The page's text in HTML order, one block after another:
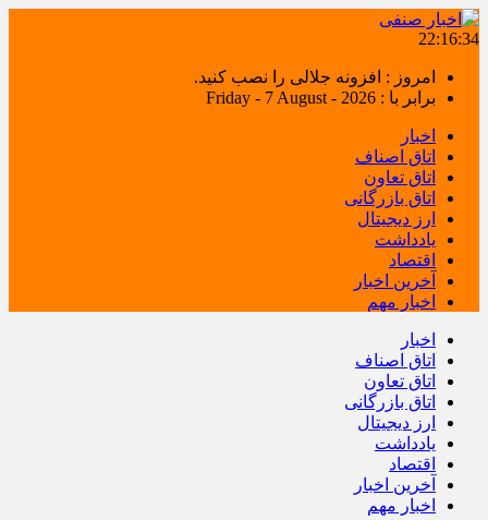
22:16:35
امروز : افزونه جلالی را نصب کنید.
برابر با : Friday - 7 August - 2026
اخبار
اتاق اصناف
اتاق تعاون
اتاق بازرگانی
ارز دیجیتال
یادداشت
اقتصاد
آخرین اخبار
اخبار مهم
اخبار
اتاق اصناف
اتاق تعاون
اتاق بازرگانی
ارز دیجیتال
یادداشت
اقتصاد
آخرین اخبار
اخبار مهم